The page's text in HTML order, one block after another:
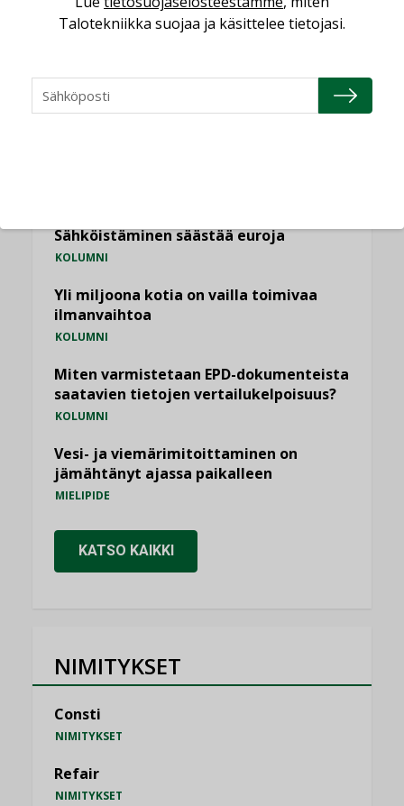
NÄKÖKULMIA
Sähköistäminen säästää euroja
KOLUMNI
Yli miljoona kotia on vailla toimivaa
ilmanvaihtoa
KOLUMNI
Miten varmistetaan EPD-dokumenteista
saatavien tietojen vertailukelpoisuus?
KOLUMNI
Vesi- ja viemärimitoittaminen on
jämähtänyt ajassa paikalleen
MIELIPIDE
KATSO KAIKKI
NIMITYKSET
Consti
NIMITYKSET
Refair
NIMITYKSET
Talotekniikka suojaa ja käsittelee tietojasi.